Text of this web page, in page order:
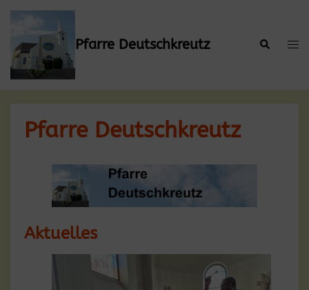
springen
Pfarre Deutschkreutz Suche
Pfarre Deutschkreutz
Aktuelles